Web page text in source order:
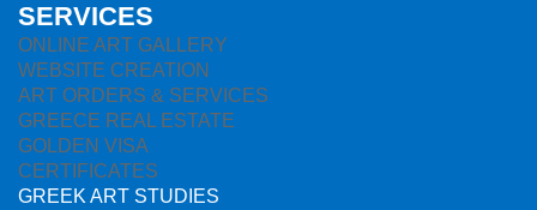
SERVICES
ONLINE ART GALLERY
WEBSITE CREATION
ART ORDERS & SERVICES
GREECE REAL ESTATE
GOLDEN VISA
CERTIFICATES
GREEK ART STUDIES